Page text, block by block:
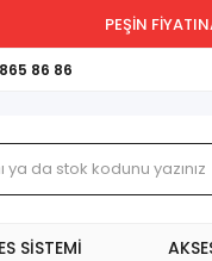
PEŞİN
86 86
SİSTEMİ